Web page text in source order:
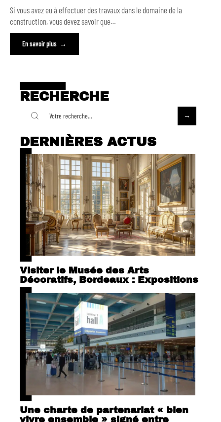
Si vous avez eu à effectuer des travaux dans le domaine de la
construction, vous devez savoir que…
En savoir plus
RECHERCHE
DERNIÈRES ACTUS
Visiter le Musée des Arts
Décoratifs, Bordeaux : Expositions
Une charte de partenariat « bien
vivre ensemble » signé entre